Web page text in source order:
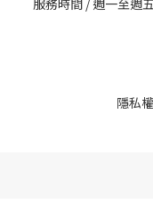
服務時間 / 週一至週
隱私